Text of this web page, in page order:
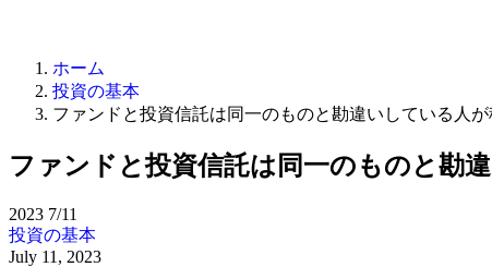
ホーム
投資の基本
ファンドと投資信託は同一のものと勘違いしている人
ファンドと投資信託は同一のものと勘
2023 7/11
投資の基本
July 11, 2023